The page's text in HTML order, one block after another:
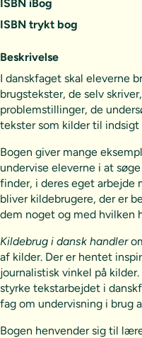
ISBN iBog
ISBN trykt bog
Beskrivelse
I danskfaget skal eleverne
brugstekster, de selv
problemstillinger, de
tekster som kilder til
Bogen giver mange
undervise eleverne i at
finder, i deres eget arbejde
bliver kildebrugere, der er
dem noget og med hvilken
Kildebrug i dansk handler
af kilder. Der er hentet
journalistisk vinkel på
styrke tekstarbejdet i
fag om undervisning i brug
Bogen henvender sig til